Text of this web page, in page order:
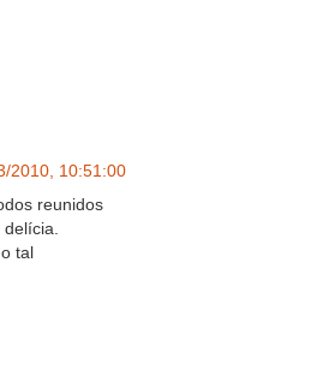
2010, 10:51:00
reunidos
delícia.
tal